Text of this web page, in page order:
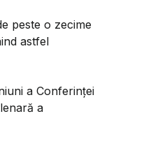
peste o zecime
astfel
a Conferinței
a